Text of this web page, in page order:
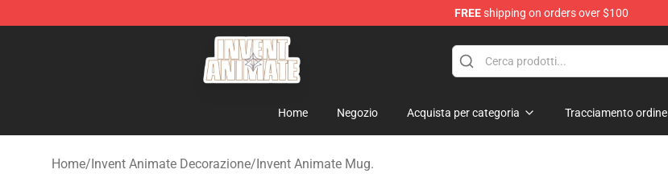
FREEshipping on orders over $100
Invent Animate Shop - Official Invent Animate Merchandise Store
Home Negozio Acquista per categoria Tracciamento ordine
Home/Invent Animate Decorazione/Invent Animate Mug.